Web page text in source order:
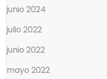
junio 2024
julio 2022
junio 2022
mayo 2022